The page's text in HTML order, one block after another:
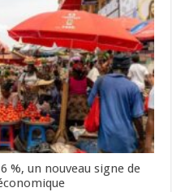
%, un nouveau signe de